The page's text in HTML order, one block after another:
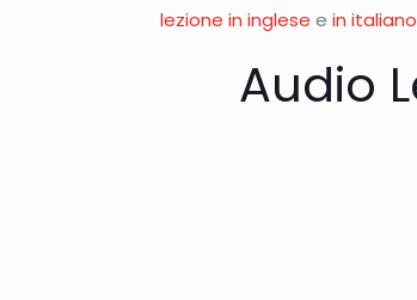
lezione in inglese ein italiano
Audio